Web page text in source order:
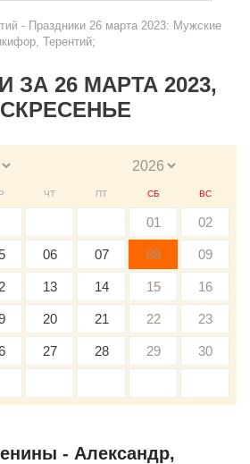
- Праздники 26 марта 2023: Мужские
Терентий;
ЗА 26 МАРТА 2023,
ЧТ ПТ СБ ВС
01 02
06 07 08 09
13 14 15 16
20 21 22 23
27 28 29 30
- Александр,